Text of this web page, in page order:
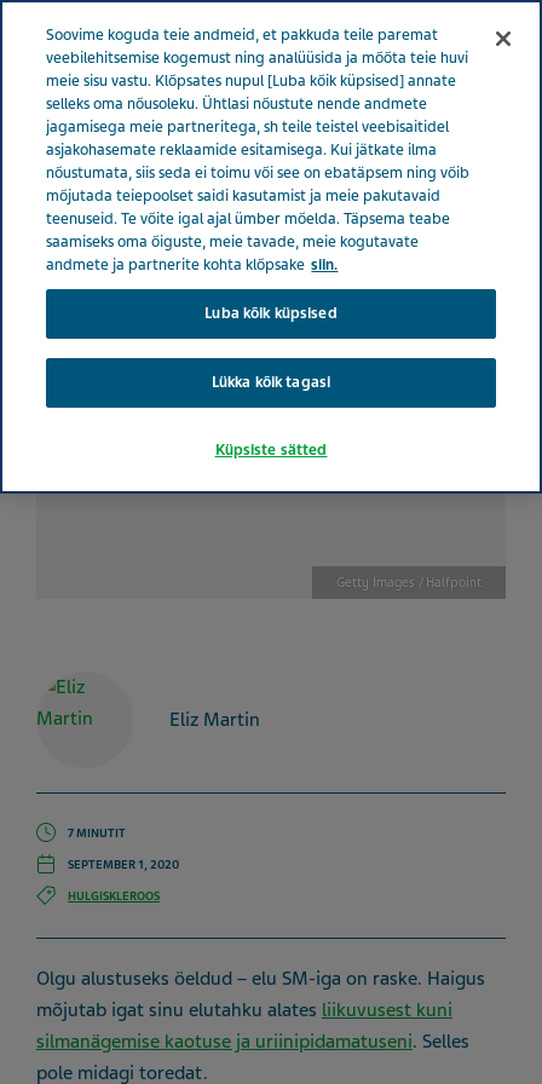
Estonia Tervise eest hoolitsemine Kõik lood
SM-iga ellu jääda?
Kuidas SM-iga ellu jääda?
Getty Images / Halfpoint
Eliz Martin
7 MINUTIT
SEPTEMBER 1, 2020
HULGISKLEROOS
Olgu alustuseks öeldud – elu SM-iga on raske. Haigus
mõjutab igat sinu elutahku alates liikuvusest kuni
silmanägemise kaotuse ja uriinipidamatuseni. Selles
pole midagi toredat.
Soovime koguda teie andmeid, et pakkuda teile paremat
veebilehitsemise kogemust ning analüüsida ja mõõta teie huvi
meie sisu vastu. Klõpsates nupul [Luba kõik küpsised] annate
selleks oma nõusoleku. Ühtlasi nõustute nende andmete
jagamisega meie partneritega, sh teile teistel veebisaitidel
asjakohasemate reklaamide esitamisega. Kui jätkate ilma
nõustumata, siis seda ei toimu või see on ebatäpsem ning võib
mõjutada teiepoolset saidi kasutamist ja meie pakutavaid
teenuseid. Te võite igal ajal ümber mõelda. Täpsema teabe
saamiseks oma õiguste, meie tavade, meie kogutavate
andmete ja partnerite kohta klõpsake siin.
Luba kõik küpsised
Lükka kõik tagasi
Küpsiste sätted